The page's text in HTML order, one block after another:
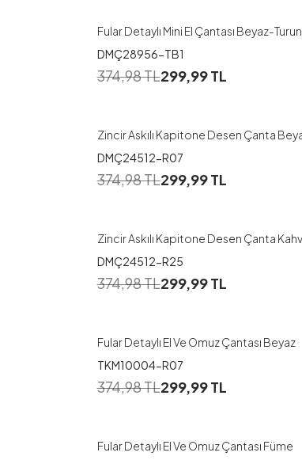
Fular Detaylı Mini El Çantası Beyaz-
DMÇ28956-TB1
374,98TL299,99TL
Zincir Askılı Kapitone Desen Çanta
DMÇ24512-R07
374,98TL299,99TL
Zincir Askılı Kapitone Desen Çanta
DMÇ24512-R25
374,98TL299,99TL
Fular Detaylı El Ve Omuz Çantası Beyaz
TKM10004-R07
374,98TL299,99TL
Fular Detaylı El Ve Omuz Çantası Füme